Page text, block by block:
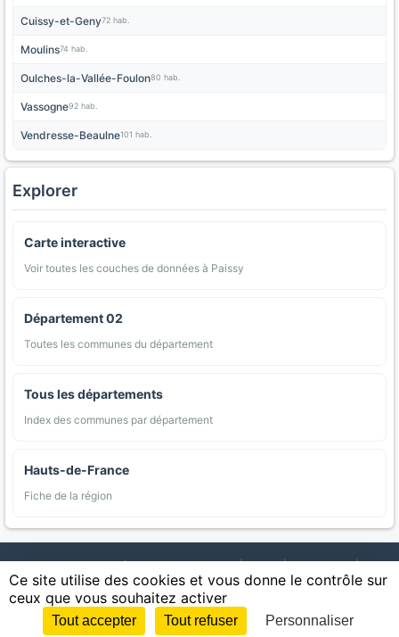
Cuissy-et-Geny72 hab.
Moulins74 hab.
Oulches-la-Vallée-Foulon80 hab.
Vassogne92 hab.
Vendresse-Beaulne101 hab.
Explorer
Carte interactive
Voir toutes les couches de données à Paissy
Département 02
Toutes les communes du département
Tous les départements
Index des communes par département
Hauts-de-France
Fiche de la région
AgriMap — Données agricoles ouvertes | Carte | Communes |
Appellations | Regions | Cultures | Zones protégées | Forets |
Littoral | Espaces naturels | Statistiques
| Confidentialite | CGU | CGV Cookies
Ce site utilise des cookies et vous donne le contrôle sur
ceux que vous souhaitez activer
Tout accepter Tout refuser Personnaliser